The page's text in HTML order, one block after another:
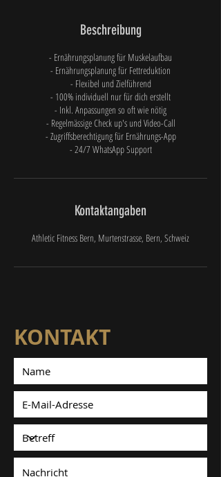
Beschreibung
- Ernährungsplanung für Muskelaufbau
- Ernährungsplanung für Fettreduktion
- Flexibel und Zielführend
- 100% individuell nur für dich erstellt
- Inkl. Anpassungen so oft wie nötig
- Regelmässige Check up's und Video-Call
- Zugriffsberechtigung für Ernährungs-App
- 24/7 WhatsApp Support
Kontaktangaben
Athletic Fitness Bern, Murtenstrasse, Bern, Schweiz
KONTAKT